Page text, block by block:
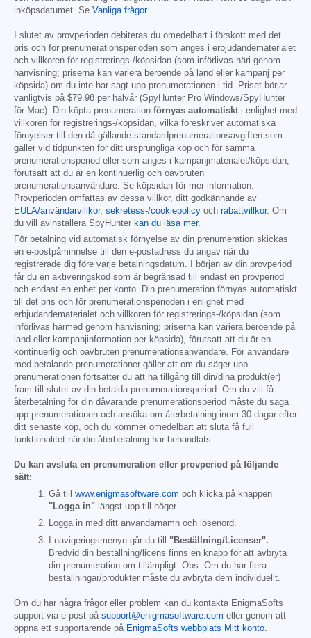
inköpsdatumet. Se Vanliga frågor.
I slutet av provperioden debiteras du omedelbart i förskott med det
pris och för prenumerationsperioden som anges i erbjudandematerialet
och villkoren för registrerings-/köpsidan (som införlivas häri genom
hänvisning; priserna kan variera beroende på land eller kampanj per
köpsida) om du inte har sagt upp prenumerationen i tid. Priset börjar
vanligtvis på $79.98 per halvår (SpyHunter Pro Windows/SpyHunter
för Mac). Din köpta prenumeration förnyas automatiskt i enlighet med
villkoren för registrerings-/köpsidan, vilka föreskriver automatiska
förnyelser till den då gällande standardprenumerationsavgiften som
gäller vid tidpunkten för ditt ursprungliga köp och för samma
prenumerationsperiod eller som anges i kampanjmaterialet/köpsidan,
förutsatt att du är en kontinuerlig och oavbruten
prenumerationsanvändare. Se köpsidan för mer information.
Provperioden omfattas av dessa villkor, ditt godkännande av
EULA/användarvillkor, sekretess-/cookiepolicy och rabattvillkor. Om
du vill avinstallera SpyHunter kan du läsa mer.
För betalning vid automatisk förnyelse av din prenumeration skickas
en e-postpåminnelse till den e-postadress du angav när du
registrerade dig före varje betalningsdatum. I början av din provperiod
får du en aktiveringskod som är begränsad till endast en provperiod
och endast en enhet per konto. Din prenumeration förnyas automatiskt
till det pris och för prenumerationsperioden i enlighet med
erbjudandematerialet och villkoren för registrerings-/köpsidan (som
införlivas härmed genom hänvisning; priserna kan variera beroende på
land eller kampanjinformation per köpsida), förutsatt att du är en
kontinuerlig och oavbruten prenumerationsanvändare. För användare
med betalande prenumerationer gäller att om du säger upp
prenumerationen fortsätter du att ha tillgång till din/dina produkt(er)
fram till slutet av din betalda prenumerationsperiod. Om du vill få
återbetalning för din dåvarande prenumerationsperiod måste du säga
upp prenumerationen och ansöka om återbetalning inom 30 dagar efter
ditt senaste köp, och du kommer omedelbart att sluta få full
funktionalitet när din återbetalning har behandlats.
Du kan avsluta en prenumeration eller provperiod på följande
sätt:
Gå till www.enigmasoftware.com och klicka på knappen
"Logga in" längst upp till höger.
Logga in med ditt användarnamn och lösenord.
I navigeringsmenyn går du till "Beställning/Licenser".
Bredvid din beställning/licens finns en knapp för att avbryta
din prenumeration om tillämpligt. Obs: Om du har flera
beställningar/produkter måste du avbryta dem individuellt.
Om du har några frågor eller problem kan du kontakta EnigmaSofts
support via e-post på support@enigmasoftware.com eller genom att
öppna ett supportärende på EnigmaSofts webbplats Mitt konto